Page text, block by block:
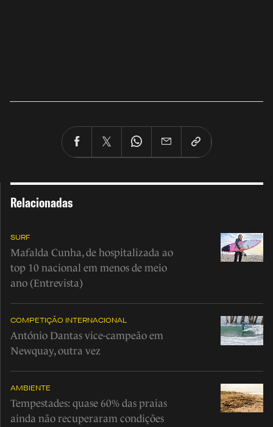
Relacionadas
SURF
Mafalda Cunha, de hospitalizada ao
top 10 nacional em menos de meio
ano (Entrevista)
COMPETIÇÃO INTERNACIONAL
António Dantas vice-campeão em
Newquay, outra vez
AMBIENTE
Tempestades: quase 60% das praias
ainda não recuperaram condições